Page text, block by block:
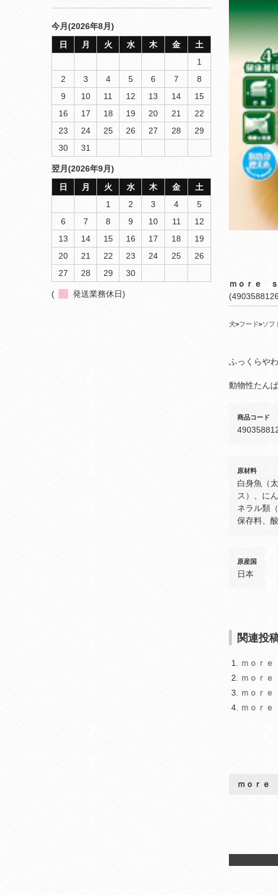
ｍｏｒｅ
犬>フード>ソフ
ふっくらや
動物性たん
商品コード
原材料
白身魚（
ス）、に
ネラル類
保存料、
原産国
日本
関連投
ｍｏｒ
ｍｏｒ
ｍｏｒ
ｍｏｒ
ｍｏｒｅ
今月(2026年8月)
日
月 火 水 木 金
土
1
2
3 4 5 6 7
8
9
10 11 12 13 14
15
16
17 18 19 20 21
22
23
24 25 26 27 28
29
30
31
翌月(2026年9月)
日
月 火 水 木 金
土
1
2 3 4
5
6
7 8 9 10 11
12
13
14 15 16 17 18
19
20
21 22 23 24 25
26
27
28 29 30
( 発送業務休日)